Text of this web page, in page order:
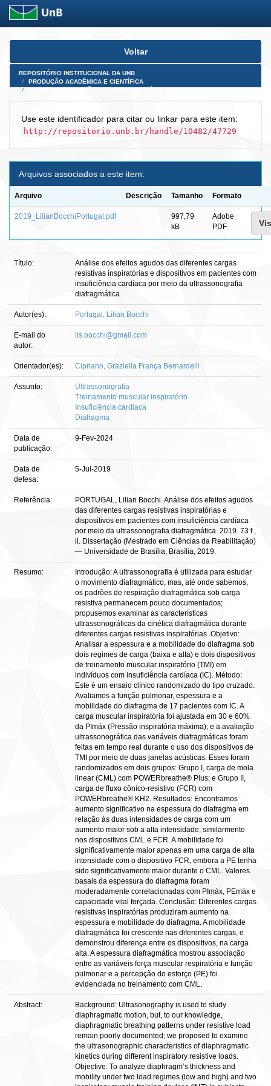
Skip
Voltar
REPOSITÓRIO INSTITUCIONAL DA UNB
PRODUÇÃO ACADÊMICA E CIENTÍFICA
Use este identificador para citar ou linkar para este item:
http://repositorio.unb.br/handle/10482/47729
Arquivos associados a este item:
Arquivo Descrição Tamanho Formato
2019_LilianBocchiPortugal.pdf
997,79
kB
Adobe
PDF
Título:
Análise dos efeitos agudos das diferentes cargas
resistivas inspiratórias e dispositivos em pacientes com
insuficiência cardíaca por meio da ultrassonografia
diafragmática
Autor(es): Portugal, Lilian Bocchi
E-mail do
autor:
lis.bocchi@gmail.com
Orientador(es): Cipriano, Graziella França Bernardelli
Assunto:
Ultrassonografia
Treinamento muscular inspiratório
Insuficiência cardíaca
Diafragma
Data de
publicação:
9-Fev-2024
Data de
defesa:
5-Jul-2019
Referência:
PORTUGAL, Lilian Bocchi. Análise dos efeitos agudos
das diferentes cargas resistivas inspiratórias e
dispositivos em pacientes com insuficiência cardíaca
por meio da ultrassonografia diafragmática. 2019. 73 f.,
il. Dissertação (Mestrado em Ciências da Reabilitação)
— Universidade de Brasília, Brasília, 2019.
Resumo:
Introdução: A ultrassonografia é utilizada para estudar
o movimento diafragmático, mas, até onde sabemos,
os padrões de respiração diafragmática sob carga
resistiva permanecem pouco documentados;
propusemos examinar as características
ultrassonográficas da cinética diafragmática durante
diferentes cargas resistivas inspiratórias. Objetivo:
Analisar a espessura e a mobilidade do diafragma sob
dois regimes de carga (baixa e alta) e dois dispositivos
de treinamento muscular inspiratório (TMI) em
indivíduos com insuficiência cardíaca (IC). Método:
Este é um ensaio clínico randomizado do tipo cruzado.
Avaliamos a função pulmonar, espessura e a
mobilidade do diafragma de 17 pacientes com IC. A
carga muscular inspiratória foi ajustada em 30 e 60%
da PImáx (Pressão inspiratória máxima); e a avaliação
ultrassonográfica das variáveis diafragmáticas foram
feitas em tempo real durante o uso dos dispositivos de
TMI por meio de duas janelas acústicas. Esses foram
randomizados em dois grupos: Grupo I, carga de mola
linear (CML) com POWERbreathe® Plus; e Grupo II,
carga de fluxo cônico-resistivo (FCR) com
POWERbreathe® KH2. Resultados: Encontramos
aumento significativo na espessura do diafragma em
relação às duas intensidades de carga com um
aumento maior sob a alta intensidade, similarmente
nos dispositivos CML e FCR. A mobilidade foi
significativamente maior apenas em uma carga de alta
intensidade com o dispositivo FCR, embora a PE tenha
sido significativamente maior durante o CML. Valores
basais da espessura do diafragma foram
moderadamente correlacionadas com PImáx, PEmáx e
capacidade vital forçada. Conclusão: Diferentes cargas
resistivas inspiratórias produziram aumento na
espessura e mobilidade do diafragma. A mobilidade
diafragmática foi crescente nas diferentes cargas, e
demonstrou diferença entre os dispositivos, na carga
alta. A espessura diafragmática mostrou associação
entre as variáveis força muscular respiratória e função
pulmonar e a percepção do esforço (PE) foi
evidenciada no treinamento com CML.
Abstract:
Background: Ultrasonography is used to study
diaphragmatic motion, but, to our knowledge,
diaphragmatic breathing patterns under resistive load
remain poorly documented; we proposed to examine
the ultrasonographic characteristics of diaphragmatic
kinetics during different inspiratory resistive loads.
Objective: To analyze diaphragm’s thickness and
mobility under two load regimes (low and high) and two